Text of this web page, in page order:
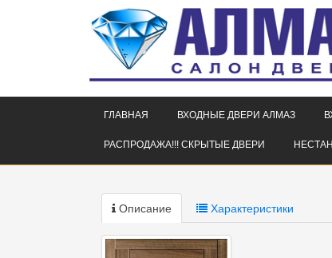
ГЛАВНАЯ ВХОДНЫЕ ДВЕРИ АЛМАЗ
РАСПРОДАЖА!!! СКРЫТЫЕ ДВЕРИ
Описание Характеристики